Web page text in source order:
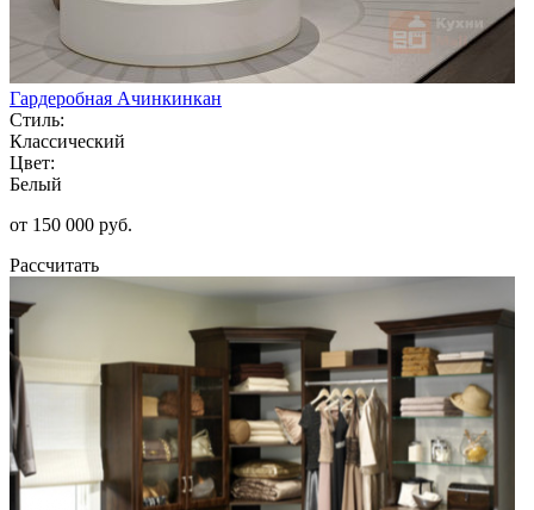
Гардеробная Ачинкинкан
Стиль:
Классический
Цвет:
Белый
от 150 000 руб.
Рассчитать